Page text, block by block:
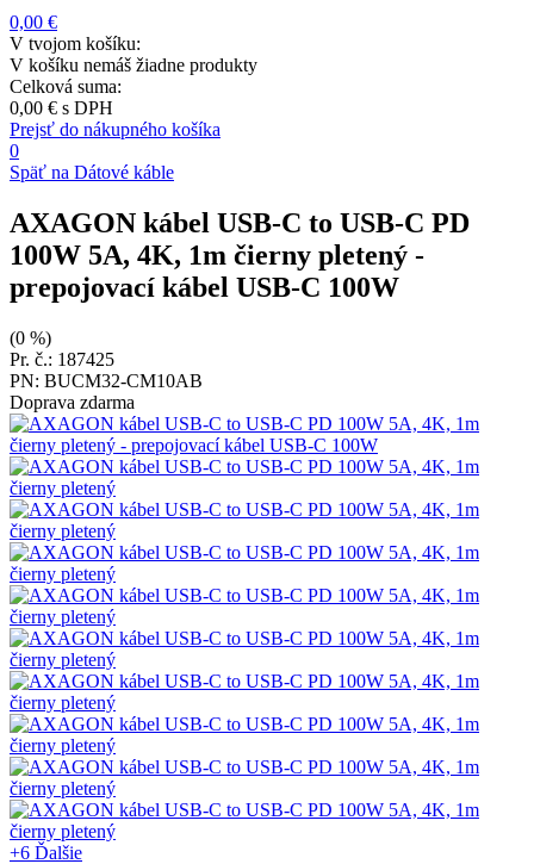
0,00 €
V tvojom košíku:
V košíku nemáš žiadne produkty
Celková suma:
0,00 € s DPH
Prejsť do nákupného košíka
0
Späť na Dátové káble
AXAGON kábel USB-C to USB-C PD
100W 5A, 4K, 1m čierny pletený -
prepojovací kábel USB-C 100W
(0 %)
Pr. č.: 187425
PN: BUCM32-CM10AB
Doprava zdarma
+6 Ďalšie